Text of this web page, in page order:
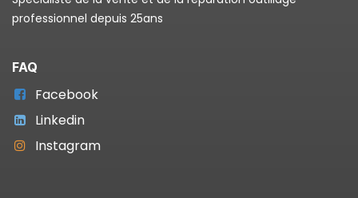
professionnel depuis 25ans
FAQ
Facebook
Linkedin
Instagram